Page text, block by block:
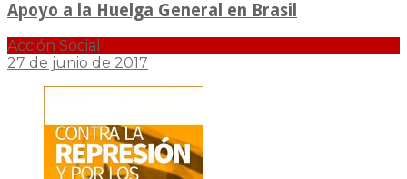
Apoyo a la Huelga General en Brasil
Acción Social
27 de junio de 2017